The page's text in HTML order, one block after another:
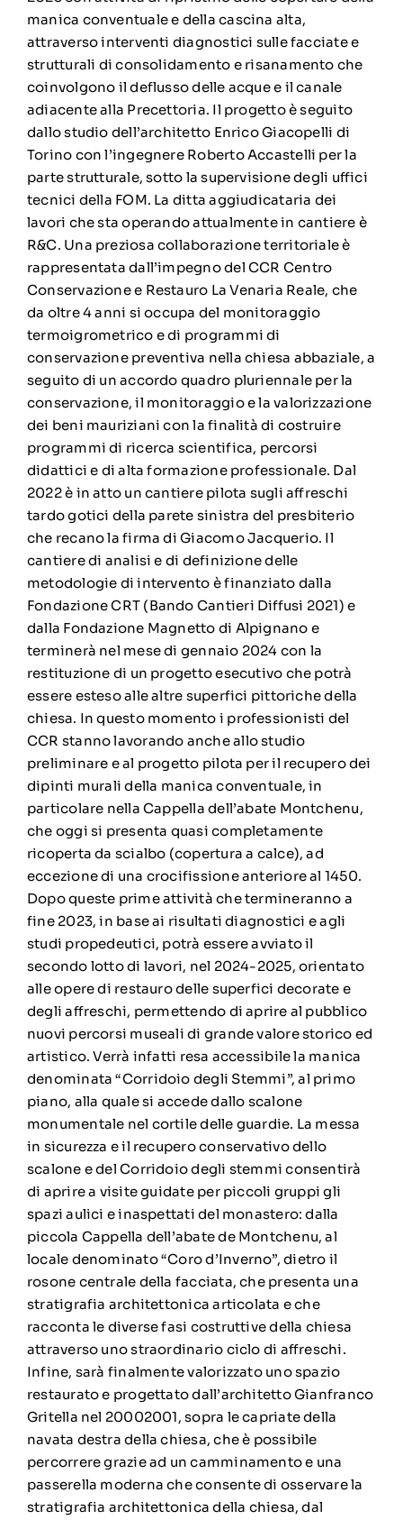
manica conventuale e della cascina alta,
attraverso interventi diagnostici sulle facciate e
strutturali di consolidamento e risanamento che
coinvolgono il deflusso delle acque e il canale
adiacente alla Precettoria. Il progetto è seguito
dallo studio dell’architetto Enrico Giacopelli di
Torino con l’ingegnere Roberto Accastelli per la
parte strutturale, sotto la supervisione degli uffici
tecnici della FOM. La ditta aggiudicataria dei
lavori che sta operando attualmente in cantiere è
R&C. Una preziosa collaborazione territoriale è
rappresentata dall’impegno del CCR Centro
Conservazione e Restauro La Venaria Reale, che
da oltre 4 anni si occupa del monitoraggio
termoigrometrico e di programmi di
conservazione preventiva nella chiesa abbaziale, a
seguito di un accordo quadro pluriennale per la
conservazione, il monitoraggio e la valorizzazione
dei beni mauriziani con la finalità di costruire
programmi di ricerca scientifica, percorsi
didattici e di alta formazione professionale. Dal
2022 è in atto un cantiere pilota sugli affreschi
tardo gotici della parete sinistra del presbiterio
che recano la firma di Giacomo Jacquerio. Il
cantiere di analisi e di definizione delle
metodologie di intervento è finanziato dalla
Fondazione CRT (Bando Cantieri Diffusi 2021) e
dalla Fondazione Magnetto di Alpignano e
terminerà nel mese di gennaio 2024 con la
restituzione di un progetto esecutivo che potrà
essere esteso alle altre superfici pittoriche della
chiesa. In questo momento i professionisti del
CCR stanno lavorando anche allo studio
preliminare e al progetto pilota per il recupero dei
dipinti murali della manica conventuale, in
particolare nella Cappella dell’abate Montchenu,
che oggi si presenta quasi completamente
ricoperta da scialbo (copertura a calce), ad
eccezione di una crocifissione anteriore al 1450.
Dopo queste prime attività che termineranno a
fine 2023, in base ai risultati diagnostici e agli
studi propedeutici, potrà essere avviato il
secondo lotto di lavori, nel 2024-2025, orientato
alle opere di restauro delle superfici decorate e
degli affreschi, permettendo di aprire al pubblico
nuovi percorsi museali di grande valore storico ed
artistico. Verrà infatti resa accessibile la manica
denominata “Corridoio degli Stemmi”, al primo
piano, alla quale si accede dallo scalone
monumentale nel cortile delle guardie. La messa
in sicurezza e il recupero conservativo dello
scalone e del Corridoio degli stemmi consentirà
di aprire a visite guidate per piccoli gruppi gli
spazi aulici e inaspettati del monastero: dalla
piccola Cappella dell’abate de Montchenu, al
locale denominato “Coro d’Inverno”, dietro il
rosone centrale della facciata, che presenta una
stratigrafia architettonica articolata e che
racconta le diverse fasi costruttive della chiesa
attraverso uno straordinario ciclo di affreschi.
Infine, sarà finalmente valorizzato uno spazio
restaurato e progettato dall’architetto Gianfranco
Gritella nel 20002001, sopra le capriate della
navata destra della chiesa, che è possibile
percorrere grazie ad un camminamento e una
passerella moderna che consente di osservare la
stratigrafia architettonica della chiesa, dal